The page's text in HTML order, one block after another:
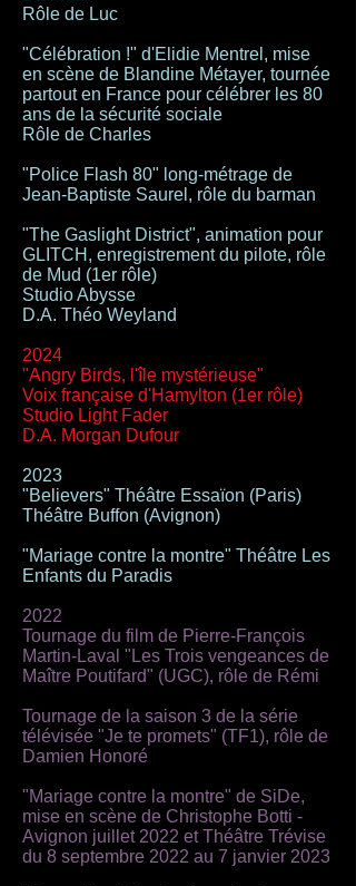
Rôle de Luc
"Célébration !" d'Elidie Mentrel, mise
en scène de Blandine Métayer, tournée
partout en France pour célébrer les 80
ans de la sécurité sociale
Rôle de Charles
"Police Flash 80" long-métrage de
Jean-Baptiste Saurel, rôle du barman
"The Gaslight District", animation pour
GLITCH, enregistrement du pilote, rôle
de Mud (1er rôle)
Studio Abysse
D.A. Théo Weyland
2024
"Angry Birds, l'île mystérieuse"
Voix française d'Hamylton (1er rôle)
Studio Light Fader
D.A. Morgan Dufour
2023
"Believers" Théâtre Essaïon (Paris)
Théâtre Buffon (Avignon)
"Mariage contre la montre" Théâtre Les
Enfants du Paradis
2022
Tournage du film de Pierre-François
Martin-Laval "Les Trois vengeances de
Maître Poutifard" (UGC), rôle de Rémi
Tournage de la saison 3 de la série
télévisée "Je te promets" (TF1), rôle de
Damien Honoré
"Mariage contre la montre" de SiDe,
mise en scène de Christophe Botti -
Avignon juillet 2022 et Théâtre Trévise
du 8 septembre 2022 au 7 janvier 2023